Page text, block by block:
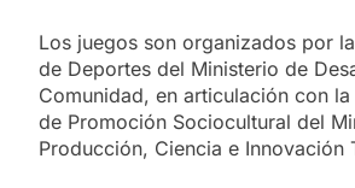
Los juegos son organizados por
de Deportes del Ministerio de
Comunidad, en articulación con la
de Promoción Sociocultural del
Producción, Ciencia e Innovación